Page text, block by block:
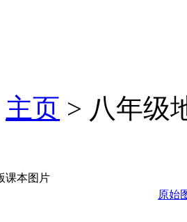
主页 > 八年级
原始